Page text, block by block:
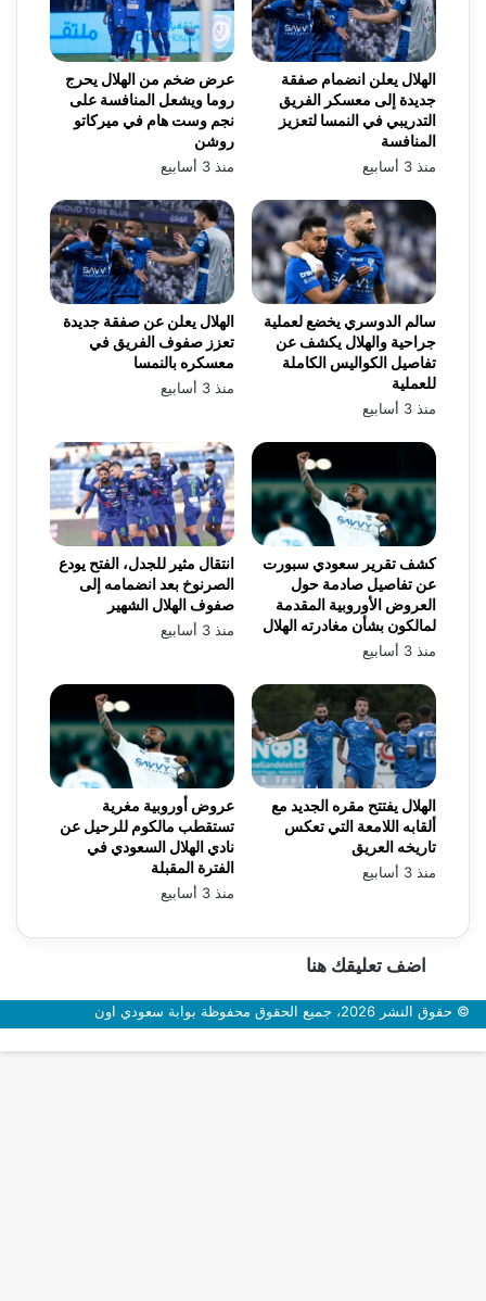
عرض ضخم من الهلال يحرج
روما ويشعل المنافسة على
نجم وست هام في ميركاتو
روشن
منذ 3 أسابيع
الهلال يعلن انضمام صفقة
جديدة إلى معسكر الفريق
التدريبي في النمسا لتعزيز
المنافسة
منذ 3 أسابيع
الهلال يعلن عن صفقة جديدة
تعزز صفوف الفريق في
معسكره بالنمسا
منذ 3 أسابيع
سالم الدوسري يخضع لعملية
جراحية والهلال يكشف عن
تفاصيل الكواليس الكاملة
للعملية
منذ 3 أسابيع
انتقال مثير للجدل، الفتح يودع
الصرنوخ بعد انضمامه إلى
صفوف الهلال الشهير
منذ 3 أسابيع
كشف تقرير سعودي سبورت
عن تفاصيل صادمة حول
العروض الأوروبية المقدمة
لمالكون بشأن مغادرته الهلال
منذ 3 أسابيع
عروض أوروبية مغرية
تستقطب مالكوم للرحيل عن
نادي الهلال السعودي في
الفترة المقبلة
منذ 3 أسابيع
الهلال يفتتح مقره الجديد مع
ألقابه اللامعة التي تعكس
تاريخه العريق
منذ 3 أسابيع
اضف تعليقك هنا
© حقوق النشر 2026، جميع الحقوق محفوظة بوابة سعودي اون